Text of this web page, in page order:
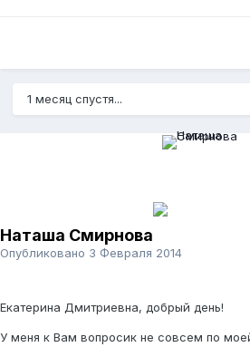
1 месяц спустя...
Наташа Смирнова
Опубликовано 3 Февраля 2014
Екатерина Дмитриевна, добрый день!
У меня к Вам вопросик не совсем по